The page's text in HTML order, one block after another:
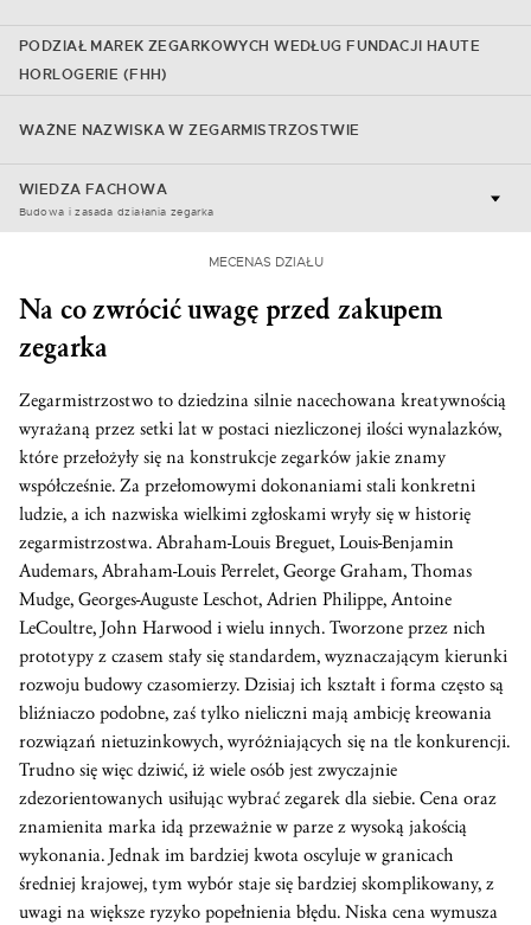
PODZIAŁ MAREK ZEGARKOWYCH WEDŁUG FUNDACJI HAUTE
HORLOGERIE (FHH)
WAŻNE NAZWISKA W ZEGARMISTRZOSTWIE
WIEDZA FACHOWA
Budowa i zasada działania zegarka
MECENAS DZIAŁU
Na co zwrócić uwagę przed zakupem
zegarka
Zegarmistrzostwo to dziedzina silnie nacechowana kreatywnością
wyrażaną przez setki lat w postaci niezliczonej ilości wynalazków,
które przełożyły się na konstrukcje zegarków jakie znamy
współcześnie. Za przełomowymi dokonaniami stali konkretni
ludzie, a ich nazwiska wielkimi zgłoskami wryły się w historię
zegarmistrzostwa. Abraham-Louis Breguet, Louis-Benjamin
Audemars, Abraham-Louis Perrelet, George Graham, Thomas
Mudge, Georges-Auguste Leschot, Adrien Philippe, Antoine
LeCoultre, John Harwood i wielu innych. Tworzone przez nich
prototypy z czasem stały się standardem, wyznaczającym kierunki
rozwoju budowy czasomierzy. Dzisiaj ich kształt i forma często są
bliźniaczo podobne, zaś tylko nieliczni mają ambicję kreowania
rozwiązań nietuzinkowych, wyróżniających się na tle konkurencji.
Trudno się więc dziwić, iż wiele osób jest zwyczajnie
zdezorientowanych usiłując wybrać zegarek dla siebie. Cena oraz
znamienita marka idą przeważnie w parze z wysoką jakością
wykonania. Jednak im bardziej kwota oscyluje w granicach
średniej krajowej, tym wybór staje się bardziej skomplikowany, z
uwagi na większe ryzyko popełnienia błędu. Niska cena wymusza